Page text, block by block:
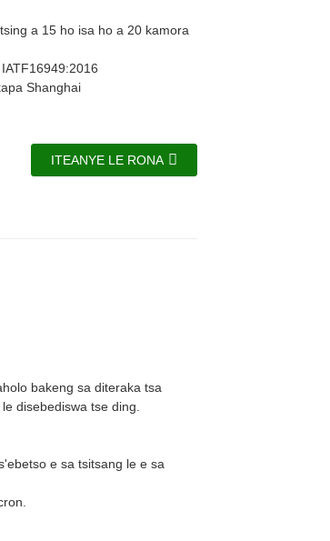
a 15 ho isa ho a 20 kamora
Shanghai
ITEANYE LE RONA
bakeng sa diteraka tsa
disebediswa tse ding.
e sa tsitsang le e sa